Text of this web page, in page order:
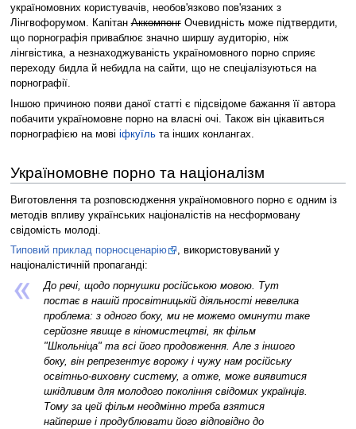
україномовних користувачів, необов'язково пов'язаних з
Лінгвофорумом. КапітанАккомпонгОчевидність може підтвердити,
що порнографія приваблює значно ширшу аудиторію, ніж
лінгвістика, а незнаходжуваність україномовного порно сприяє
переходу бидла й небидла на сайти, що не спеціалізуються на
порнографії.
Іншою причиною появи даної статті є підсвідоме бажання її автора
побачити україномовне порно на власні очі. Також він цікавиться
порнографією на мові іфкуїльта інших конлангах.
Україномовне порно та націоналізм
Виготовлення та розповсюдження україномовного порно є одним із
методів впливу українських націоналістів на несформовану
свідомість молоді.
Типовий приклад порносценарію
, використовуваний у
націоналістичній пропаганді:
До речі, щодо порнушки російською мовою. Тут
постає в нашій просвітницькій діяльності невелика
проблема: з одного боку, ми не можемо оминути таке
серйозне явище в кіномистецтві, як фільм
"Школьніца" та всі його продовження. Але з іншого
боку, він репрезентує ворожу і чужу нам російську
освітньо-виховну систему, а отже, може виявитися
шкідливим для молодого покоління свідомих українців.
Тому за цей фільм неодмінно треба взятися
найперше і продублювати його відповідно до